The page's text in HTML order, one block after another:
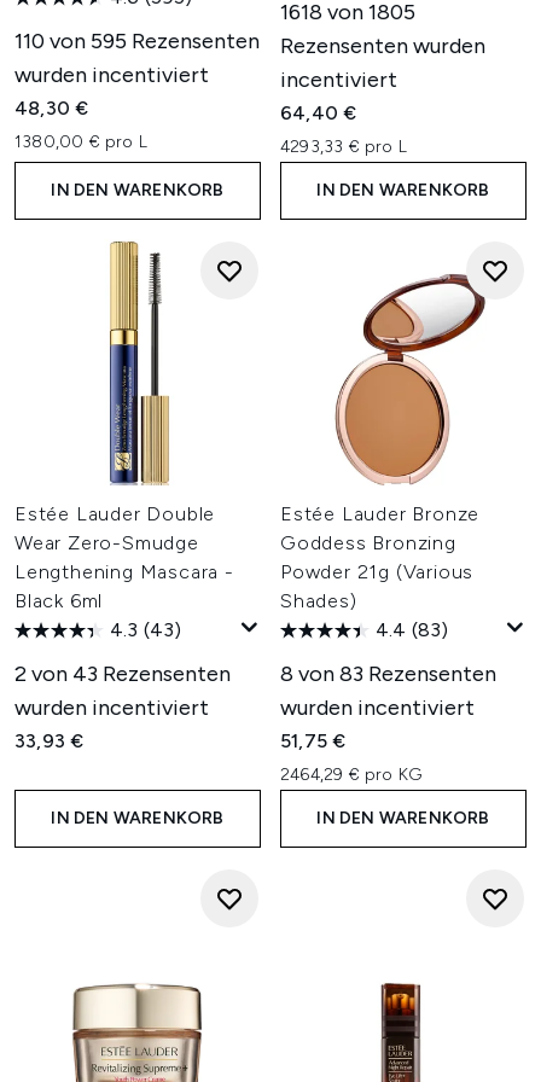
110 von 595 Rezensenten
wurden incentiviert
48,30 €
1380,00 € pro L
IN DEN WARENKORB
1618 von 1805
Rezensenten wurden
incentiviert
64,40 €
4293,33 € pro L
IN DEN WARENKORB
Estée Lauder Double
Wear Zero-Smudge
Lengthening Mascara -
Black 6ml
4.3 (43)
2 von 43 Rezensenten
wurden incentiviert
33,93 €
IN DEN WARENKORB
Estée Lauder Bronze
Goddess Bronzing
Powder 21g (Various
Shades)
4.4 (83)
8 von 83 Rezensenten
wurden incentiviert
51,75 €
2464,29 € pro KG
IN DEN WARENKORB